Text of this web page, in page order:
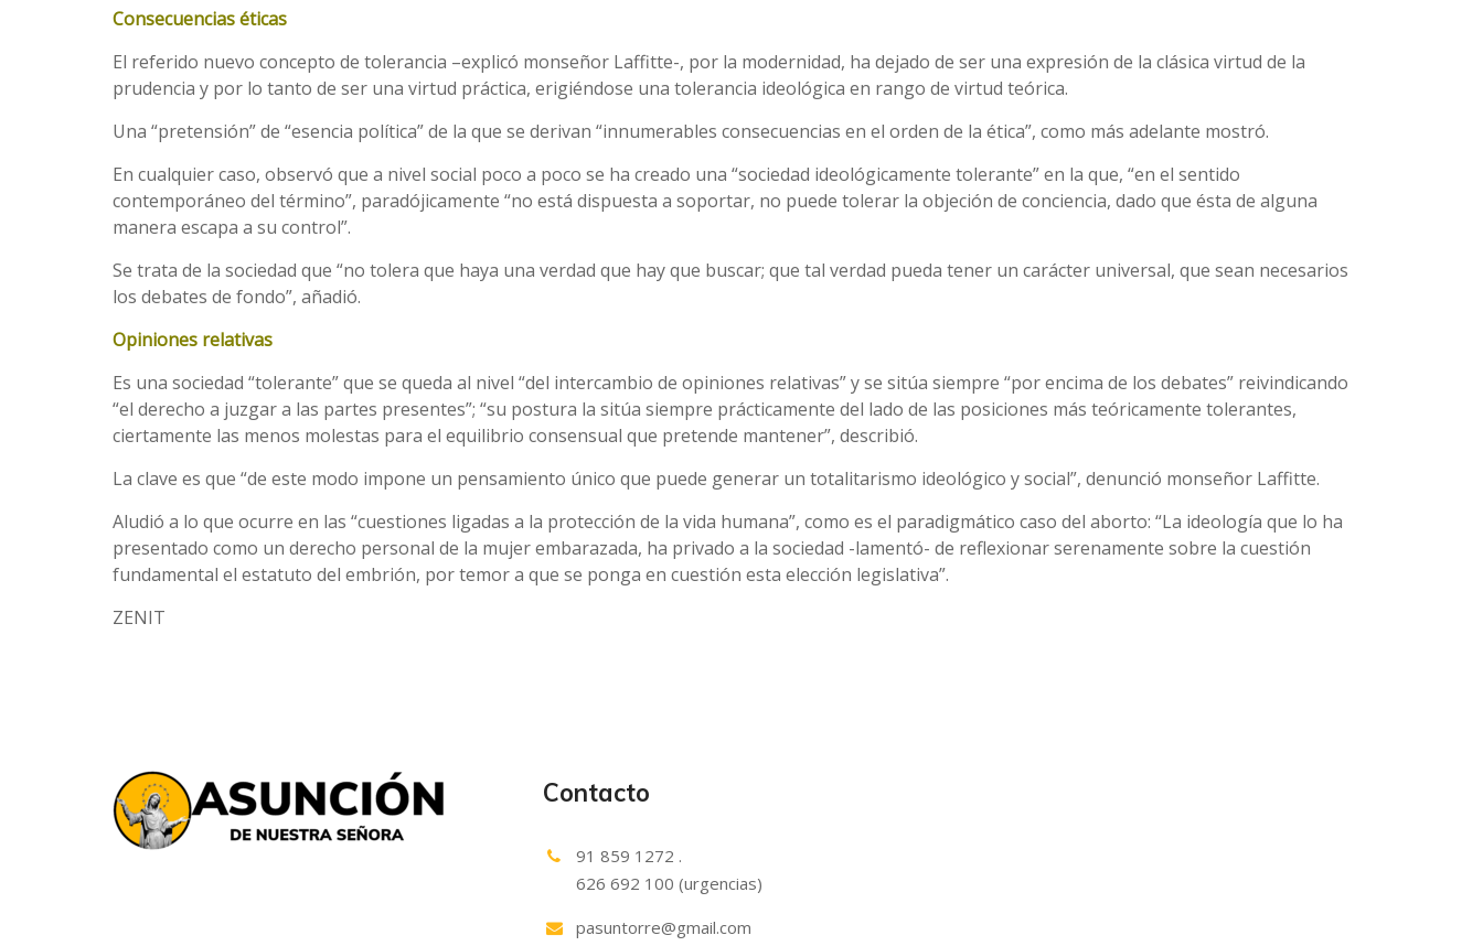
Consecuencias éticas
El referido nuevo concepto de tolerancia –explicó monseñor Laffitte-, por la modernidad, ha dejado de ser una expresión de la clásica virtud de la
prudencia y por lo tanto de ser una virtud práctica, erigiéndose una tolerancia ideológica en rango de virtud teórica.
Una “pretensión” de “esencia política” de la que se derivan “innumerables consecuencias en el orden de la ética”, como más adelante mostró.
En cualquier caso, observó que a nivel social poco a poco se ha creado una “sociedad ideológicamente tolerante” en la que, “en el sentido
contemporáneo del término”, paradójicamente “no está dispuesta a soportar, no puede tolerar la objeción de conciencia, dado que ésta de alguna
manera escapa a su control”.
Se trata de la sociedad que “no tolera que haya una verdad que hay que buscar; que tal verdad pueda tener un carácter universal, que sean necesarios
los debates de fondo”, añadió.
Opiniones relativas
Es una sociedad “tolerante” que se queda al nivel “del intercambio de opiniones relativas” y se sitúa siempre “por encima de los debates” reivindicando
“el derecho a juzgar a las partes presentes”; “su postura la sitúa siempre prácticamente del lado de las posiciones más teóricamente tolerantes,
ciertamente las menos molestas para el equilibrio consensual que pretende mantener”, describió.
La clave es que “de este modo impone un pensamiento único que puede generar un totalitarismo ideológico y social”, denunció monseñor Laffitte.
Aludió a lo que ocurre en las “cuestiones ligadas a la protección de la vida humana”, como es el paradigmático caso del aborto: “La ideología que lo ha
presentado como un derecho personal de la mujer embarazada, ha privado a la sociedad -lamentó- de reflexionar serenamente sobre la cuestión
fundamental el estatuto del embrión, por temor a que se ponga en cuestión esta elección legislativa”.
ZENIT
Contacto
91 859 1272 .
626 692 100 (urgencias)
pasuntorre@gmail.com